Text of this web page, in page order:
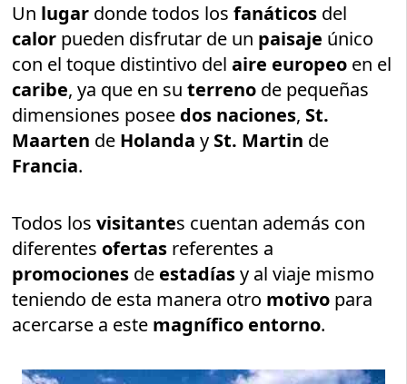
Un lugar donde todos losfanáticos del
calor pueden disfrutar de un paisaje único
con el toque distintivo delaire europeo en el
caribe, ya que en suterreno de pequeñas
dimensiones posee dos naciones, St.
Maarten de Holanday St. Martin de
Francia.
Todos losvisitantes cuentan además con
diferentes ofertas referentes a
promociones de estadíasy al viaje mismo
teniendo de esta manera otro motivo para
acercarse a este magnífico entorno.